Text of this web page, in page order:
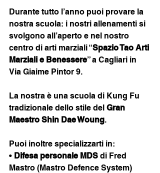
Durante tutto l’anno puoi provare la
nostra scuola: i nostri allenamenti si
svolgono all’aperto e nel nostro
centro di arti marziali “Spazio Tao Arti
Marziali e Benessere” a Cagliari in
Via Giaime Pintor 9.
La nostra è una scuola di Kung Fu
tradizionale dello stile del Gran
Maestro Shin Dae Woung.
Puoi inoltre specializzarti in:
• Difesa personale MDS di Fred
Mastro (Mastro Defence System)